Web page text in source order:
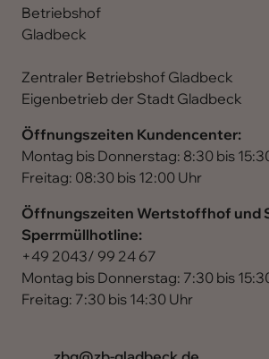
Zentraler Betriebshof Gladbeck
Eigenbetrieb der Stadt Gladbeck
Öffnungszeiten Kundencenter:
Montag bis Donnerstag: 8:30 bis
Freitag: 08:30 bis 12:00 Uhr
Öffnungszeiten Wertstoffhof und
Sperrmüllhotline:
+49 2043/ 99 24 67
Montag bis Donnerstag: 7:30 bis
Freitag: 7:30 bis 14:30 Uhr